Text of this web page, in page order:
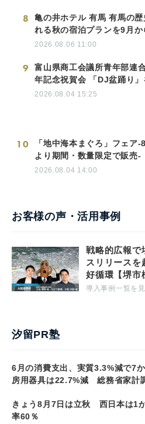
8
亀の井ホテル 有馬 有馬の
れる秋の宿泊プランを9月か
2026.08.06 11:00
9
富山県商工会議所青年部連
年記念祝賀会 「DJ盆踊り
2026.08.04 15:25
10
「地中海本まぐろ」フェア-
より期間・数量限定で販売-
2026.08.04 14:00
お客様の声・活用事例
戦略的広報で
スリリースを
好循環【堺市
導入事例一覧を
汐留PR塾
6月の消費支出、実質3.3%減で7
房用器具は22.7%減 総務省家計
きょう8月7日は立秋 西日本は1
率60％